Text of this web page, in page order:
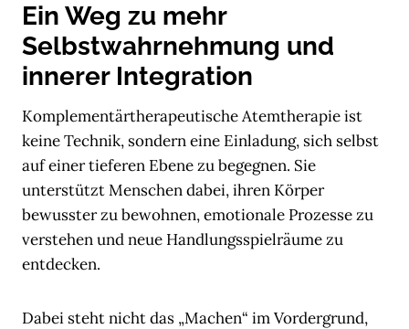
Ein Weg zu mehr
Selbstwahrnehmung und
innerer Integration
Komplementärtherapeutische Atemtherapie ist
keine Technik, sondern eine Einladung, sich selbst
auf einer tieferen Ebene zu begegnen. Sie
unterstützt Menschen dabei, ihren Körper
bewusster zu bewohnen, emotionale Prozesse zu
verstehen und neue Handlungsspielräume zu
entdecken.
Dabei steht nicht das „Machen“ im Vordergrund,